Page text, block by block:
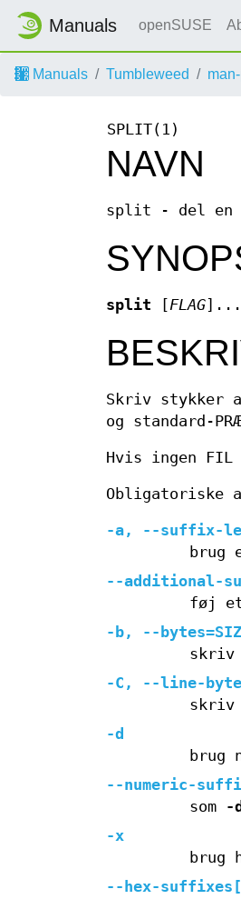
Manuals openSUSE
Manuals Tumbleweed
SPLIT(1)
NAVN
split - del
split FLAG
Skriv stykker
og standard-
Hvis ingen
Obligatoriske
-a, --suffix-
brug
--additional-
føj et
-b, --
skriv
-C, --line-
skriv
-d
brug
--numeric-
som
-d
-x
brug
--hex-